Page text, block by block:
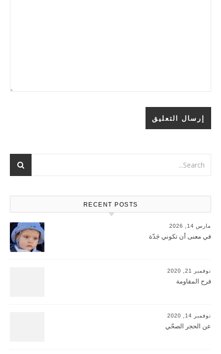
RECENT POSTS
مارس 14, 2026
في معنى أن تكوني جَدّة
نوفمبر 21, 2020
فرح المقاومة
نوفمبر 14, 2020
عن الحجر الصحّي